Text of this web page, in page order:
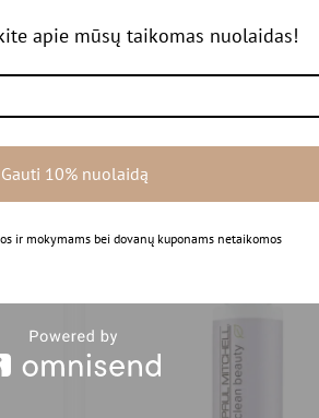
šviesintus sruogelėmis ir net žilus plaukus.
kontrastus.
prekės
apie mūsų taikomas nuolaidas!
Gauti 10% nuolaidą
ir mokymams bei dovanų kuponams netaikomos